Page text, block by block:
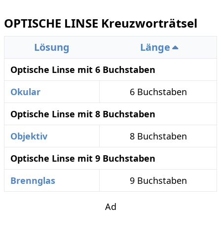
OPTISCHE LINSE Kreuzworträtsel
Lösung Länge
Optische Linse mit 6 Buchstaben
Okular
6 Buchstaben
Optische Linse mit 8 Buchstaben
Objektiv
8 Buchstaben
Optische Linse mit 9 Buchstaben
Brennglas
9 Buchstaben
Ad